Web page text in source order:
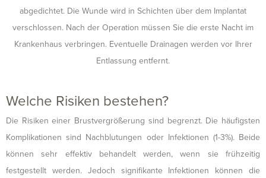
abgedichtet. Die Wunde wird in Schichten über dem Implantat
verschlossen. Nach der Operation müssen Sie die erste Nacht im
Krankenhaus verbringen. Eventuelle Drainagen werden vor Ihrer
Entlassung entfernt.
Welche Risiken bestehen?
Die Risiken einer Brustvergrößerung sind begrenzt. Die häufigsten
Komplikationen sind Nachblutungen oder Infektionen (1-3%). Beide
können sehr effektiv behandelt werden, wenn sie frühzeitig
festgestellt werden. Jedoch signifikante Infektionen können die